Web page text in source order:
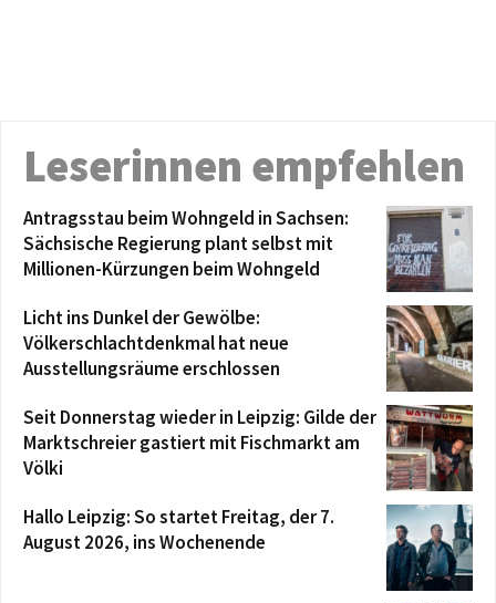
Leserinnen empfehlen
Antragsstau beim Wohngeld in Sachsen:
Sächsische Regierung plant selbst mit
Millionen-Kürzungen beim Wohngeld
Licht ins Dunkel der Gewölbe:
Völkerschlachtdenkmal hat neue
Ausstellungsräume erschlossen
Seit Donnerstag wieder in Leipzig: Gilde der
Marktschreier gastiert mit Fischmarkt am
Völki
Hallo Leipzig: So startet Freitag, der 7.
August 2026, ins Wochenende